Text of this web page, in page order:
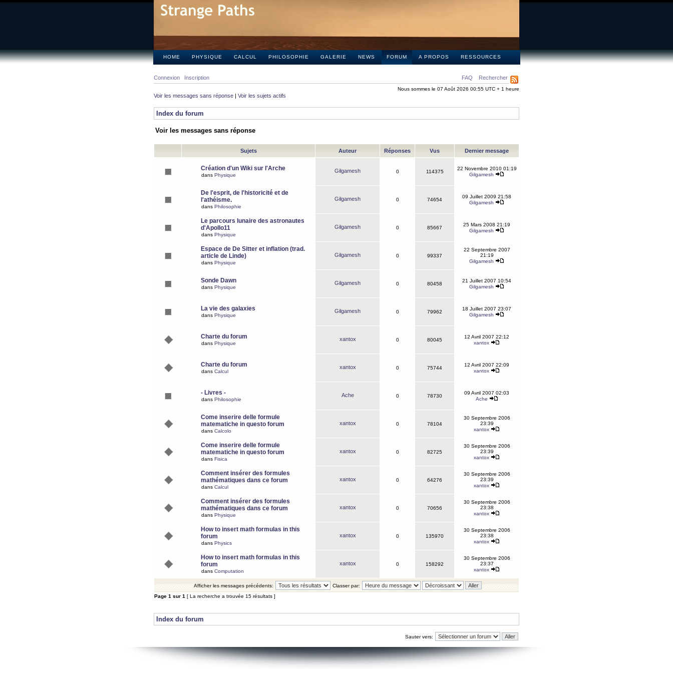
HOME PHYSIQUE CALCUL PHILOSOPHIE GALERIE NEWS FORUM A PROPOS RESSOURCES
FAQ Rechercher
Connexion Inscription
Nous sommes le 07 Août 2026 00:55 UTC + 1 heure
Voir les messages sans réponse | Voir les sujets actifs
Index du forum
Voir les messages sans réponse
Sujets Auteur Réponses Vus Dernier message
Création d'un Wiki sur l'Arche
dans Physique
Gilgamesh 0 114375
22 Novembre 2010 01:19
Gilgamesh
De l'esprit, de l'historicité et de
l'athéisme.
dans Philosophie
Gilgamesh 0 74654
09 Juillet 2009 21:58
Gilgamesh
Le parcours lunaire des astronautes
d'Apollo11
dans Physique
Gilgamesh 0 85667
25 Mars 2008 21:19
Gilgamesh
Espace de De Sitter et inflation (trad.
article de Linde)
dans Physique
Gilgamesh 0 99337
22 Septembre 2007
21:19
Gilgamesh
Sonde Dawn
dans Physique
Gilgamesh 0 80458
21 Juillet 2007 10:54
Gilgamesh
La vie des galaxies
dans Physique
Gilgamesh 0 79962
18 Juillet 2007 23:07
Gilgamesh
Charte du forum
dans Physique
xantox 0 80045
12 Avril 2007 22:12
xantox
Charte du forum
dans Calcul
xantox 0 75744
12 Avril 2007 22:09
xantox
- Livres -
dans Philosophie
Ache 0 78730
09 Avril 2007 02:03
Ache
Come inserire delle formule
matematiche in questo forum
dans Calcolo
xantox 0 78104
30 Septembre 2006
23:39
xantox
Come inserire delle formule
matematiche in questo forum
dans Fisica
xantox 0 82725
30 Septembre 2006
23:39
xantox
Comment insérer des formules
mathématiques dans ce forum
dans Calcul
xantox 0 64276
30 Septembre 2006
23:39
xantox
Comment insérer des formules
mathématiques dans ce forum
dans Physique
xantox 0 70656
30 Septembre 2006
23:38
xantox
How to insert math formulas in this
forum
dans Physics
xantox 0 135970
30 Septembre 2006
23:38
xantox
How to insert math formulas in this
forum
dans Computation
xantox 0 158292
30 Septembre 2006
23:37
xantox
Afficher les messages précédents:
Classer par:
Page 1 sur 1 [ La recherche a trouvée 15 résultats ]
Index du forum
Sauter vers: